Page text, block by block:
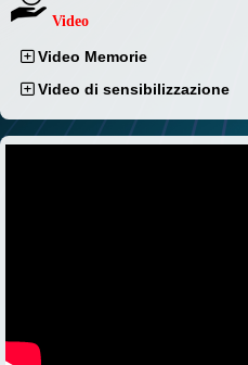
Video
Video Memorie
Video di sensibilizzazione